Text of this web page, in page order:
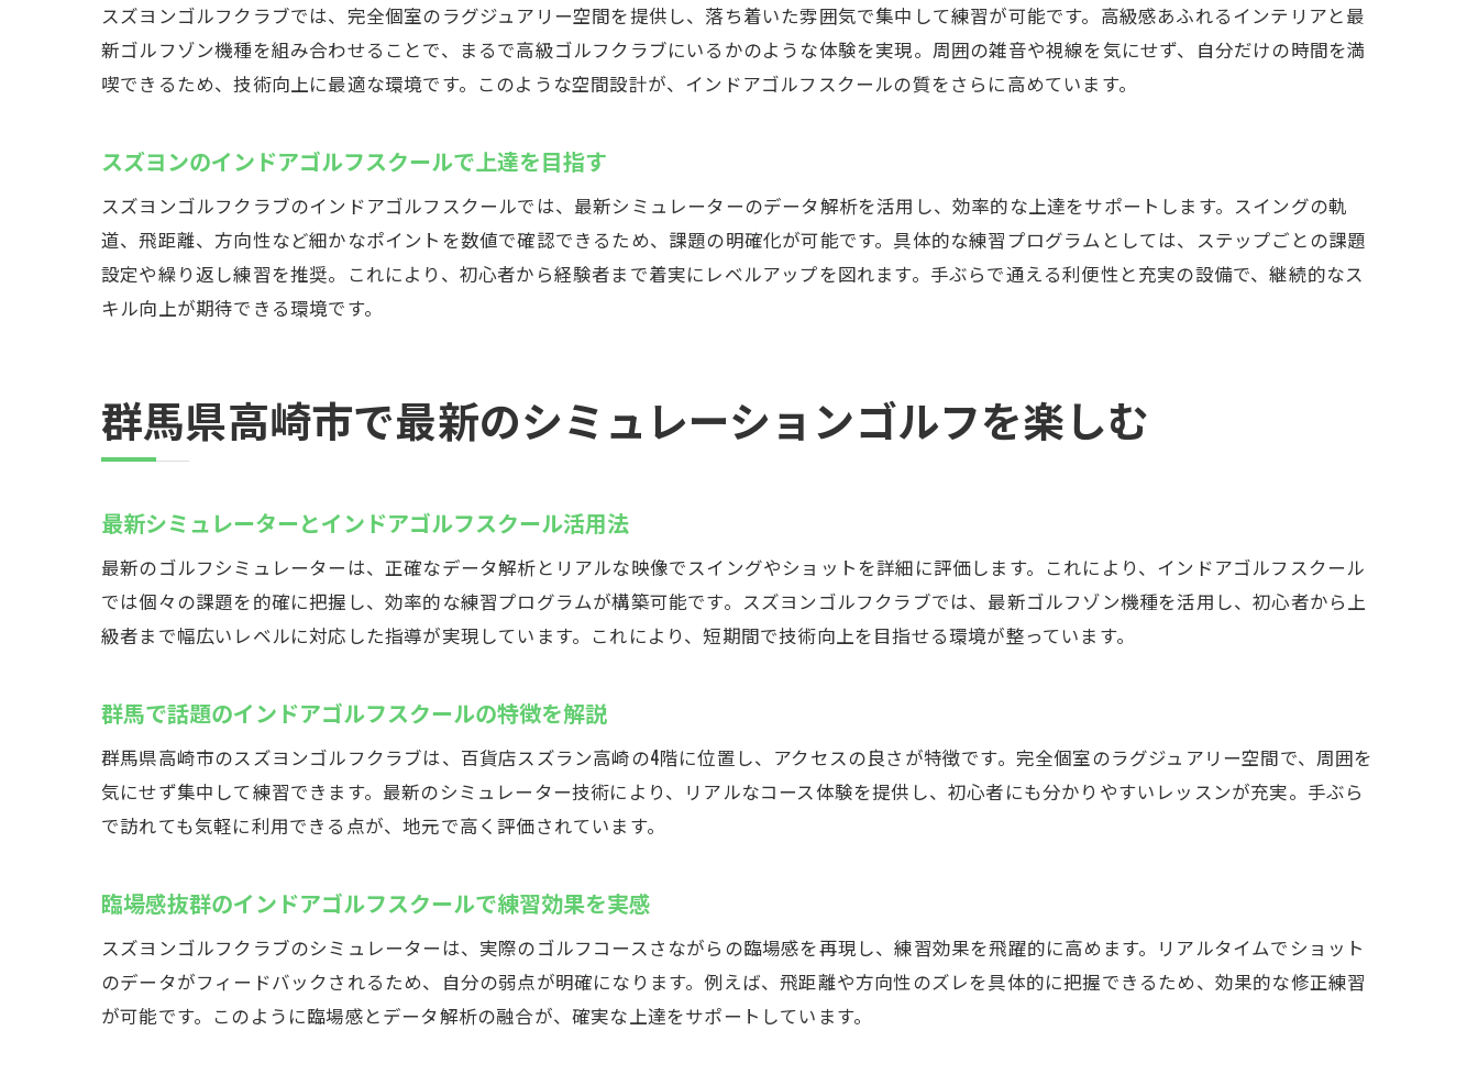
地域密着型インドアゴルフスクールの強みとは
インドアゴルフスクールの選び方とポイント解説
通いやすいインドアゴルフスクールを見極める方法
インドアゴルフスクール体験の流れと魅力
充実設備を誇るインドアゴルフスクールの楽しみ方
高崎市で人気のインドアゴルフスクール利用者の声
インドアゴルフスクールで日常に運動習慣を取り入れる
最新技術を駆使した高崎市のインドアゴルフ
最新シミュレーターを導入したインドアゴルフスクールの特長
インドアゴルフスクールでできるデータ分析レッスン
技術進化で広がるインドアゴルフスクールの可能性
効率的に上達するインドアゴルフスクールの使い方
最新設備が揃うインドアゴルフスクールの魅力
インドアゴルフスクールの設備とサービスを徹底解説
スズヨンのインドアゴルフスクールが支持される理由
快適空間と最新機器が揃うインドアゴルフスクール
インドアゴルフスクールで楽しむ多様なレッスンプラン
スズヨンのインドアゴルフスクールで自分だけの時間を満喫
スズヨンゴルフクラブでは、完全個室のラグジュアリー空間を提供し、落ち着いた雰囲気で集中して練習が可能です。高級感あふれるインテリアと最
新ゴルフゾン機種を組み合わせることで、まるで高級ゴルフクラブにいるかのような体験を実現。周囲の雑音や視線を気にせず、自分だけの時間を満
喫できるため、技術向上に最適な環境です。このような空間設計が、インドアゴルフスクールの質をさらに高めています。
スズヨンのインドアゴルフスクールで上達を目指す
スズヨンゴルフクラブのインドアゴルフスクールでは、最新シミュレーターのデータ解析を活用し、効率的な上達をサポートします。スイングの軌
道、飛距離、方向性など細かなポイントを数値で確認できるため、課題の明確化が可能です。具体的な練習プログラムとしては、ステップごとの課題
設定や繰り返し練習を推奨。これにより、初心者から経験者まで着実にレベルアップを図れます。手ぶらで通える利便性と充実の設備で、継続的なス
キル向上が期待できる環境です。
群馬県高崎市で最新のシミュレーションゴルフを楽しむ
最新シミュレーターとインドアゴルフスクール活用法
最新のゴルフシミュレーターは、正確なデータ解析とリアルな映像でスイングやショットを詳細に評価します。これにより、インドアゴルフスクール
では個々の課題を的確に把握し、効率的な練習プログラムが構築可能です。スズヨンゴルフクラブでは、最新ゴルフゾン機種を活用し、初心者から上
級者まで幅広いレベルに対応した指導が実現しています。これにより、短期間で技術向上を目指せる環境が整っています。
群馬で話題のインドアゴルフスクールの特徴を解説
群馬県高崎市のスズヨンゴルフクラブは、百貨店スズラン高崎の4階に位置し、アクセスの良さが特徴です。完全個室のラグジュアリー空間で、周囲を
気にせず集中して練習できます。最新のシミュレーター技術により、リアルなコース体験を提供し、初心者にも分かりやすいレッスンが充実。手ぶら
で訪れても気軽に利用できる点が、地元で高く評価されています。
臨場感抜群のインドアゴルフスクールで練習効果を実感
スズヨンゴルフクラブのシミュレーターは、実際のゴルフコースさながらの臨場感を再現し、練習効果を飛躍的に高めます。リアルタイムでショット
のデータがフィードバックされるため、自分の弱点が明確になります。例えば、飛距離や方向性のズレを具体的に把握できるため、効果的な修正練習
が可能です。このように臨場感とデータ解析の融合が、確実な上達をサポートしています。